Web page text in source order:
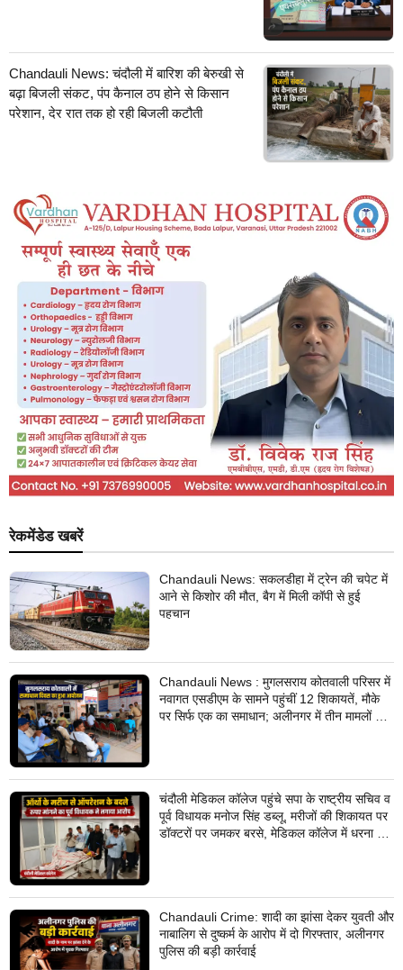
Chandauli News: चंदौली में बारिश की बेरुखी से
बढ़ा बिजली संकट, पंप कैनाल ठप होने से किसान
परेशान, देर रात तक हो रही बिजली कटौती
रेकमेंडेड खबरें
Chandauli News: सकलडीहा में ट्रेन की चपेट में
आने से किशोर की मौत, बैग में मिली कॉपी से हुई
पहचान
Chandauli News : मुगलसराय कोतवाली परिसर में
नवागत एसडीएम के सामने पहुंचीं 12 शिकायतें, मौके
पर सिर्फ एक का समाधान; अलीनगर में तीन मामलों का
चंदौली मेडिकल कॉलेज पहुंचे सपा के राष्ट्रीय सचिव व
पूर्व विधायक मनोज सिंह डब्लू, मरीजों की शिकायत पर
डॉक्टरों पर जमकर बरसे, मेडिकल कॉलेज में धरना देने
Chandauli Crime: शादी का झांसा देकर युवती और
नाबालिग से दुष्कर्म के आरोप में दो गिरफ्तार, अलीनगर
पुलिस की बड़ी कार्रवाई